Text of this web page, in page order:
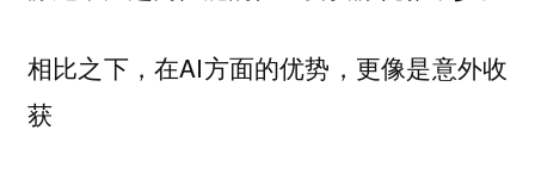
相比之下，在AI方面的优势，更像是意外收
获